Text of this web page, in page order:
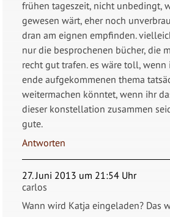
frühen tageszeit, nicht unbedingt,
gewesen wärt, eher noch
dran am eignen empfinden.
nur die besprochenen bücher, die
recht gut trafen. es wäre toll, wenn
ende aufgekommenen thema
weitermachen könntet, wenn ihr
dieser konstellation zusammen
gute.
Antworten
27. Juni 2013 um 21:54 Uhr
carlos
Wann wird Katja eingeladen? Das